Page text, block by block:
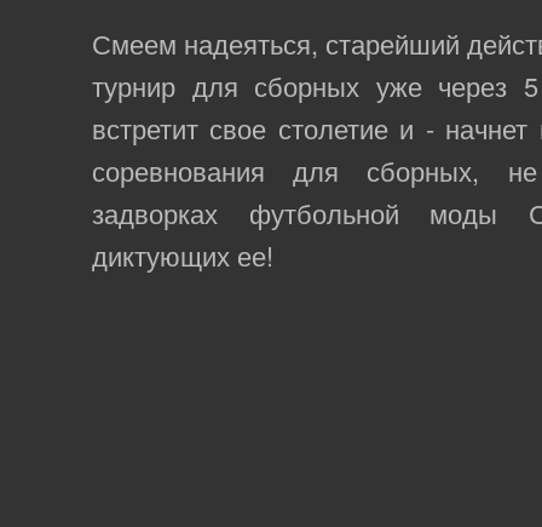
Смеем надеяться, старейший
турнир для сборных уже через
встретит свое столетие и -
соревнования для сборных,
задворках футбольной моды
диктующих ее!